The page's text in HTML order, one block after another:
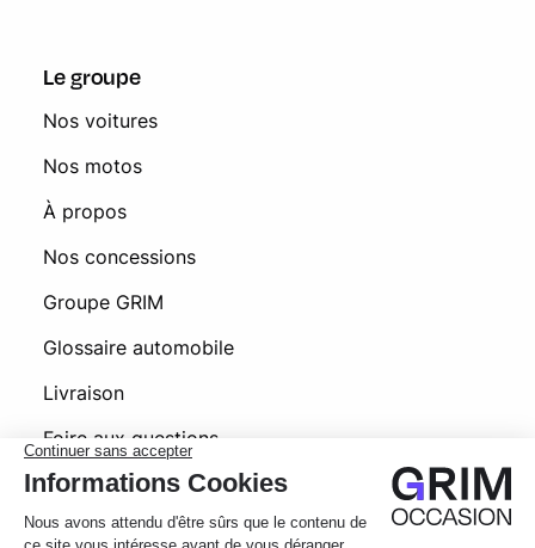
Le groupe
Nos voitures
Nos motos
À propos
Nos concessions
Groupe GRIM
Glossaire automobile
Livraison
Foire aux questions